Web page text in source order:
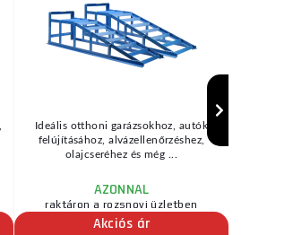
Ideális otthoni garázsokhoz, autók
felújításához, alvázellenőrzéshez,
olajcseréhez és még ...
AZONNAL
raktáron a rozsnovi üzletben
Akciós ár